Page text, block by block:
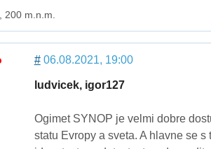
200 m.n.m.
#06.08.2021, 19:00
ludvicek, igor127
Ogimet SYNOP je velmi dobre
statu Evropy a sveta. A hlavne se